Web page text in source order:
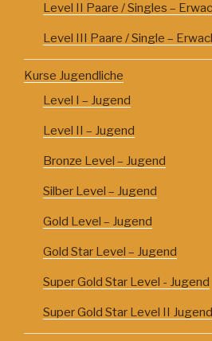
Level II Paare / Singles –
Level III Paare / Single –
Kurse Jugendliche
Level I – Jugend
Level II – Jugend
Bronze Level – Jugend
Silber Level – Jugend
Gold Level – Jugend
Gold Star Level – Jugend
Super Gold Star Level - Jugend
Super Gold Star Level II Jugend